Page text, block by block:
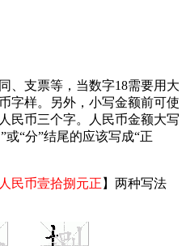
、支票等，当数字18需要用大
字样。另外，小写金额前可使
民币三个字。人民币金额大写
或“分”结尾的应该写成“正
人民币壹拾捌元正 】两种写法